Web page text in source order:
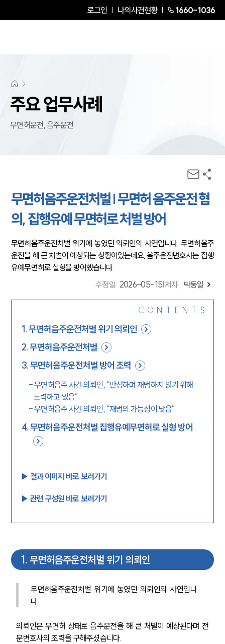
로그인 나의사건현황 1660-1036
주요 업무사례
무면허운전, 음주운전
무면허음주운전처벌 | 무면허 음주운전 혐
의, 집행유예 무면허로 처벌 방어
무면허음주운전처벌 위기에 놓였던 의뢰인의 사연입니다. 무면허음주
운전을 해 큰 처벌이 예상되는 상황이었는데요, 음주운전변호사는 집행
유예무면허로 실형을 방어했습니다.
수정일: 2026-05-15 저자 : 박동일
CONTENTS
1.무면허음주운전처벌 위기 의뢰인
2.무면허음주운전처벌
3.무면허음주운전처벌 방어 조력
-무면허음주 사건 의뢰인, “반성하며 재범하지 않기 위해
노력하고 있음”
-무면허음주 사건 의뢰인, “재범의 가능성이 낮음”
4.무면허음주운전처벌 집행유예무면허로 실형 방어
▶︎ 결과 이미지 바로 보러가기
▶︎ 관련 구성원 바로 보러가기
1. 무면허음주운전처벌 위기 의뢰인
무면허음주운전처벌 위기에 놓였던 의뢰인의 사연입니
다.
의뢰인은 무면허 상태로 음주운전을 해 큰 처벌이 예상된다며 전
문변호사의 조력을 구해주셨습니다.